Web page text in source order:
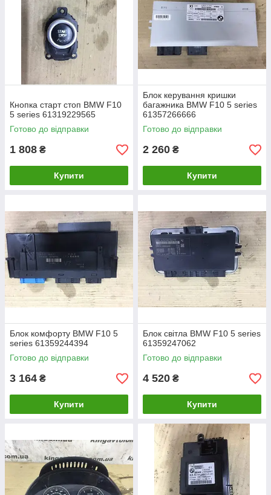
Кнопка старт стоп BMW F10
5 series 61319229565
Готово до відправки
1 808 ₴
Купити
Блок керування кришки
багажника BMW F10 5 series
61357266666
Готово до відправки
2 260 ₴
Купити
Блок комфорту BMW F10 5
series 61359244394
Готово до відправки
3 164 ₴
Купити
Блок світла BMW F10 5 series
61359247062
Готово до відправки
4 520 ₴
Купити